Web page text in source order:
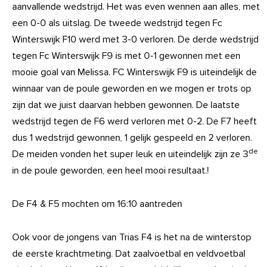
aanvallende wedstrijd. Het was even wennen aan alles, met
een 0-0 als uitslag. De tweede wedstrijd tegen Fc
Winterswijk F10 werd met 3-0 verloren. De derde wedstrijd
tegen Fc Winterswijk F9 is met 0-1 gewonnen met een
mooie goal van Melissa. FC Winterswijk F9 is uiteindelijk de
winnaar van de poule geworden en we mogen er trots op
zijn dat we juist daarvan hebben gewonnen. De laatste
wedstrijd tegen de F6 werd verloren met 0-2. De F7 heeft
dus 1 wedstrijd gewonnen, 1 gelijk gespeeld en 2 verloren.
De meiden vonden het super leuk en uiteindelijk zijn ze 3de
in de poule geworden, een heel mooi resultaat.!
De F4 & F5 mochten om 16:10 aantreden
Ook voor de jongens van Trias F4 is het na de winterstop
de eerste krachtmeting. Dat zaalvoetbal en veldvoetbal